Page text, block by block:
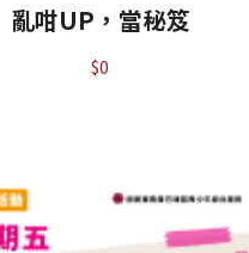
亂咁UP，當秘笈
$0